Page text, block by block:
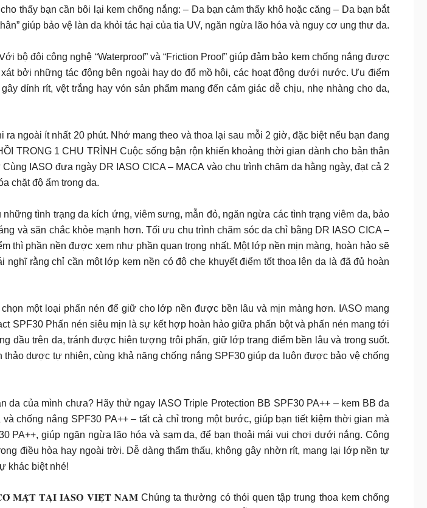
thấy bạn cần bôi lại kem chống nắng: – Da bạn cảm thấy khô hoặc căng – Da bạn bắt
giúp bảo vệ làn da khỏi tác hại của tia UV, ngăn ngừa lão hóa và nguy cơ ung thư da.
bộ đôi công nghệ “Waterproof” và “Friction Proof” giúp đảm bảo kem chống nắng được
bởi những tác động bên ngoài hay do đổ mồ hôi, các hoạt động dưới nước. Ưu điểm
dính rít, vệt trắng hay vón sản phẩm mang đến cảm giác dễ chịu, nhẹ nhàng cho da,
ngoài ít nhất 20 phút. Nhớ mang theo và thoa lại sau mỗi 2 giờ, đặc biệt nếu bạn đang
TRONG 1 CHU TRÌNH Cuộc sống bận rộn khiến khoảng thời gian dành cho bản thân
IASO đưa ngày DR IASO CICA – MACA vào chu trình chăm da hằng ngày, đạt cả 2
chặt độ ẩm trong da.
tình trạng da kích ứng, viêm sưng, mẫn đỏ, ngăn ngừa các tình trạng viêm da, bảo
và săn chắc khỏe mạnh hơn. Tối ưu chu trình chăm sóc da chỉ bằng DR IASO CICA –
nền được xem như phần quan trọng nhất. Một lớp nền mịn màng, hoàn hảo sẽ
rằng chỉ cần một lớp kem nền có độ che khuyết điểm tốt thoa lên da là đã đủ hoàn
một loại phấn nén để giữ cho lớp nền được bền lâu và mịn màng hơn. IASO mang
SPF30 Phấn nén siêu mịn là sự kết hợp hoàn hảo giữa phấn bột và phấn nén mang tới
dầu trên da, tránh được hiên tượng trôi phấn, giữ lớp trang điểm bền lâu và trong suốt.
dược tự nhiên, cùng khả năng chống nắng SPF30 giúp da luôn được bảo vệ chống
da của mình chưa? Hãy thử ngay IASO Triple Protection BB SPF30 PA++ – kem BB đa
chống nắng SPF30 PA++ – tất cả chỉ trong một bước, giúp bạn tiết kiệm thời gian mà
PA++, giúp ngăn ngừa lão hóa và sạm da, để bạn thoải mái vui chơi dưới nắng. Công
điều hòa hay ngoài trời. Dễ dàng thẩm thấu, không gây nhờn rít, mang lại lớp nền tự
khác biệt nhé!
𝐓𝐀̣𝐈 𝐈𝐀𝐒𝐎 𝐕𝐈𝐄̣̂𝐓 𝐍𝐀𝐌 Chúng ta thường có thói quen tập trung thoa kem chống